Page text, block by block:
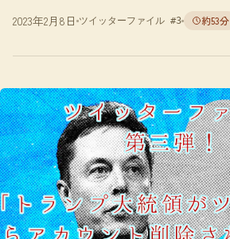
2023年2月8日 ツイッターファイル #3 約53分